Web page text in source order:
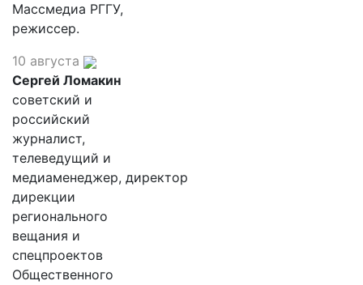
Массмедиа РГГУ,
режиссер.
10 августа
Сергей Ломакин
советский и
российский
журналист,
телеведущий и
медиаменеджер, директор
дирекции
регионального
вещания и
спецпроектов
Общественного